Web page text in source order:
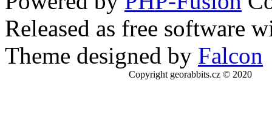
Released as free software
Theme designed by Falcon
Copyright georabbits.cz © 2020